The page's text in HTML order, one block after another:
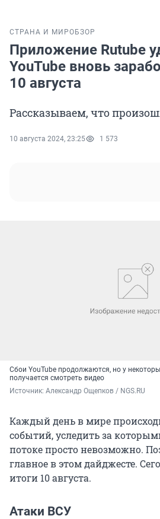
СТРАНА И МИРОБЗОР
Приложение Rutube
YouTube вновь
10 августа
Рассказываем, что
10 августа 2024, 23:25 1 573
Сбои YouTube продолжаются, но у
получается смотреть видео
Источник: Александр Ощепков / NGS.RU
Каждый день в мире
событий, уследить за
потоке просто невозможно.
главное в этом дайджесте.
итоги 10 августа.
Атаки ВСУ